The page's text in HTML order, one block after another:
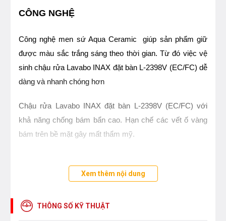
CÔNG NGHỆ
Công nghệ men sứ Aqua Ceramic giúp sản phẩm giữ
được màu sắc trắng sáng theo thời gian. Từ đó việc vệ
sinh chậu rửa Lavabo INAX đặt bàn L-2398V (EC/FC) dễ
dàng và nhanh chóng hơn
Chậu rửa Lavabo INAX đặt bàn L-2398V (EC/FC) với
khả năng chống bám bẩn cao. Hạn chế các vết ố vàng
bám trên bề mặt gây mất thẩm mỹ.
THÔNG SỐ KỸ THUẬT
Chậu rửa lavabo đặt bàn
Xem thêm nội dung
THÔNG SỐ KỸ THUẬT